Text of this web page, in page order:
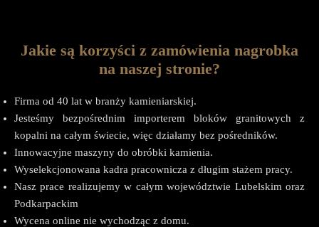
Jakie są korzyści z zamówienia nagrobka
na naszej stronie?
Firma od 40 lat w branży kamieniarskiej.
Jesteśmy bezpośrednim importerem bloków granitowych z
kopalni na całym świecie, więc działamy bez pośredników.
Innowacyjne maszyny do obróbki kamienia.
Wyselekcjonowana kadra pracownicza z długim stażem pracy.
Nasz prace realizujemy w całym województwie Lubelskim oraz
Podkarpackim
Wycena online nie wychodząc z domu.